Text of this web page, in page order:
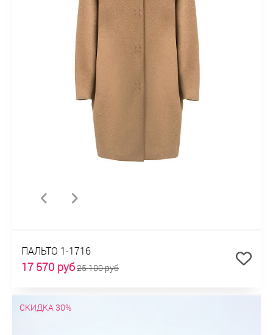
ПАЛЬТО 1-1716
17 570 руб25 100 руб
СКИДКА 30%